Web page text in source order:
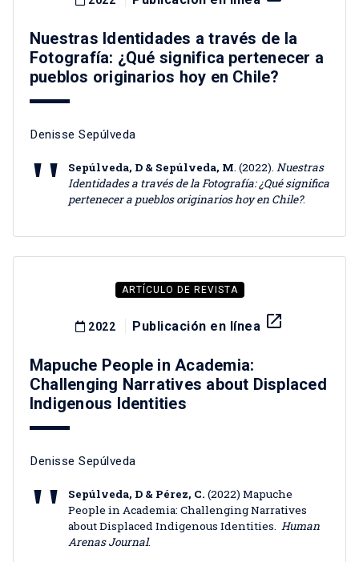
Nuestras Identidades a través de la
Fotografía: ¿Qué significa pertenecer a
pueblos originarios hoy en Chile?
Denisse Sepúlveda
Sepúlveda, D & Sepúlveda, M. (2022). Nuestras
Identidades a través de la Fotografía: ¿Qué significa
pertenecer a pueblos originarios hoy en Chile?.
ARTÍCULO DE REVISTA
2022 Publicación en línea launch
Mapuche People in Academia:
Challenging Narratives about Displaced
Indigenous Identities
Denisse Sepúlveda
Sepúlveda, D & Pérez, C. (2022) Mapuche
People in Academia: Challenging Narratives
about Displaced Indigenous Identities. Human
Arenas Journal.